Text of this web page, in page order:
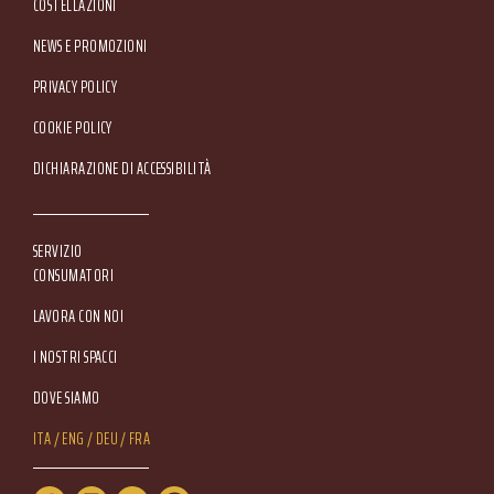
NEWS E PROMOZIONI
Footer Service Menu
PRIVACY POLICY
COOKIE POLICY
DICHIARAZIONE DI ACCESSIBILITÀ
SERVIZIO
CONSUMATORI
LAVORA CON NOI
I NOSTRI SPACCI
DOVE SIAMO
Lang Menu
ITA ENG DEU FRA
Service Menu